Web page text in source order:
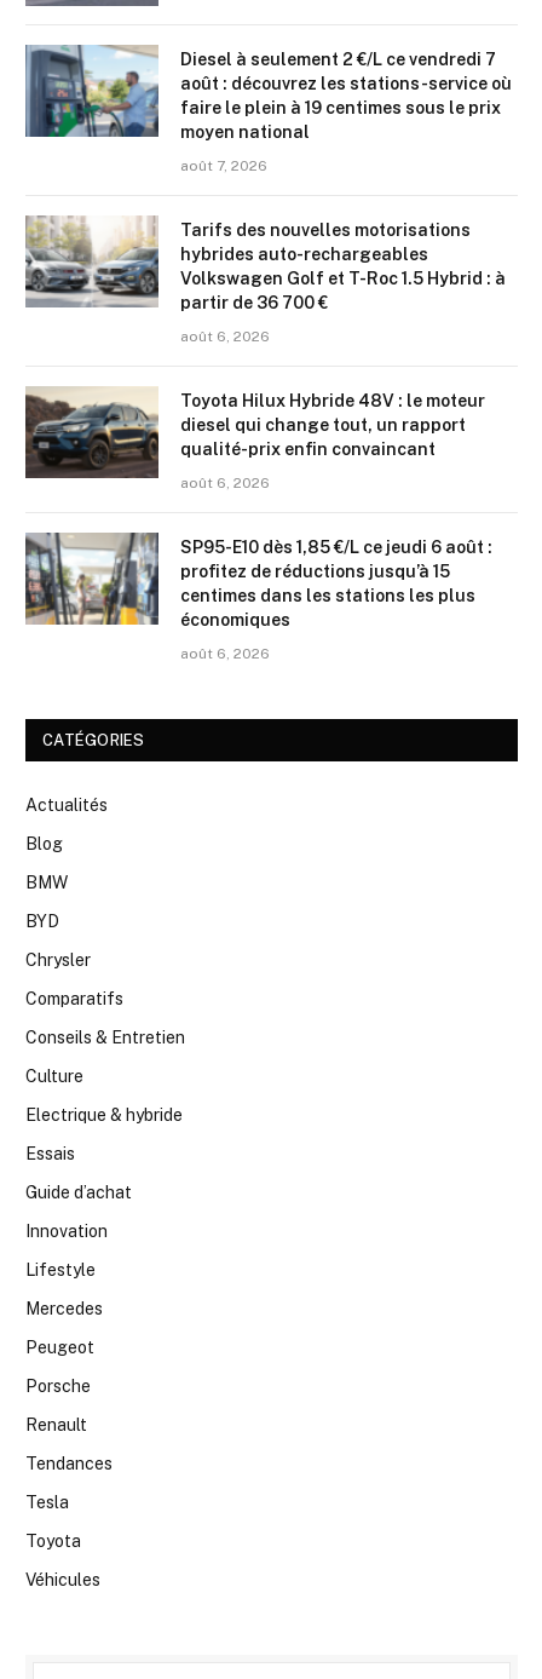
Diesel à seulement 2 €/L ce vendredi 7
août : découvrez les stations-service où
faire le plein à 19 centimes sous le prix
moyen national
août 7, 2026
Tarifs des nouvelles motorisations
hybrides auto-rechargeables
Volkswagen Golf et T-Roc 1.5 Hybrid : à
partir de 36 700 €
août 6, 2026
Toyota Hilux Hybride 48V : le moteur
diesel qui change tout, un rapport
qualité-prix enfin convaincant
août 6, 2026
SP95-E10 dès 1,85 €/L ce jeudi 6 août :
profitez de réductions jusqu’à 15
centimes dans les stations les plus
économiques
août 6, 2026
CATÉGORIES
Actualités
Blog
BMW
BYD
Chrysler
Comparatifs
Conseils & Entretien
Culture
Electrique & hybride
Essais
Guide d’achat
Innovation
Lifestyle
Mercedes
Peugeot
Porsche
Renault
Tendances
Tesla
Toyota
Véhicules